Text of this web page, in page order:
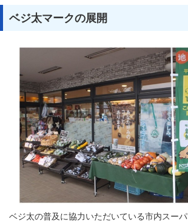
ベジ太マークの展開
ベジ太の普及に協力いただいている市内スー